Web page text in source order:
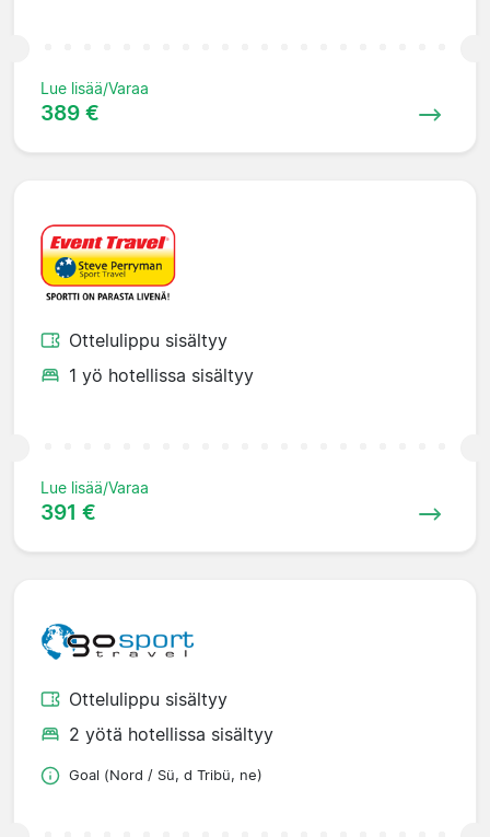
Lue lisää/Varaa
389 €
Ottelulippu sisältyy
1 yö hotellissa sisältyy
Lue lisää/Varaa
391 €
Ottelulippu sisältyy
2 yötä hotellissa sisältyy
Goal (Nord / Sü, d Tribü, ne)